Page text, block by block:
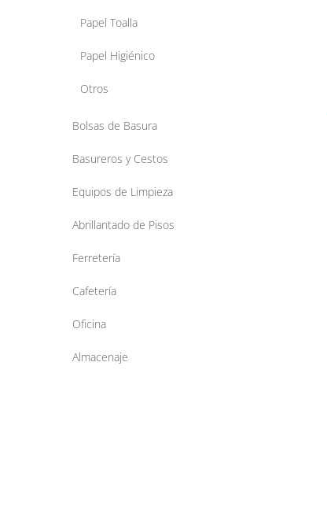
Papel Toalla
Papel Higiénico
Otros
Bolsas de Basura
Basureros y Cestos
Equipos de Limpieza
Abrillantado de Pisos
Ferretería
Cafetería
Oficina
Almacenaje